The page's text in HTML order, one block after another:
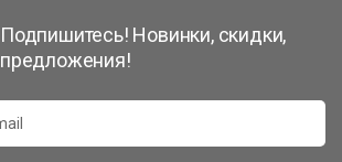
Подпишитесь! Новинки, скидки,
предложения!